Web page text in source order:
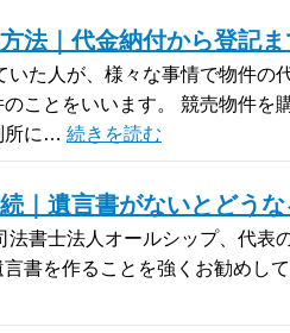
法｜代金納付から登記
いた人が、様々な事情で物件の
ことをいいます。 競売物件を
所に… 続きを読む
｜遺言書がないとどう
法書士法人オールシップ、代
言書を作ることを強くお勧め